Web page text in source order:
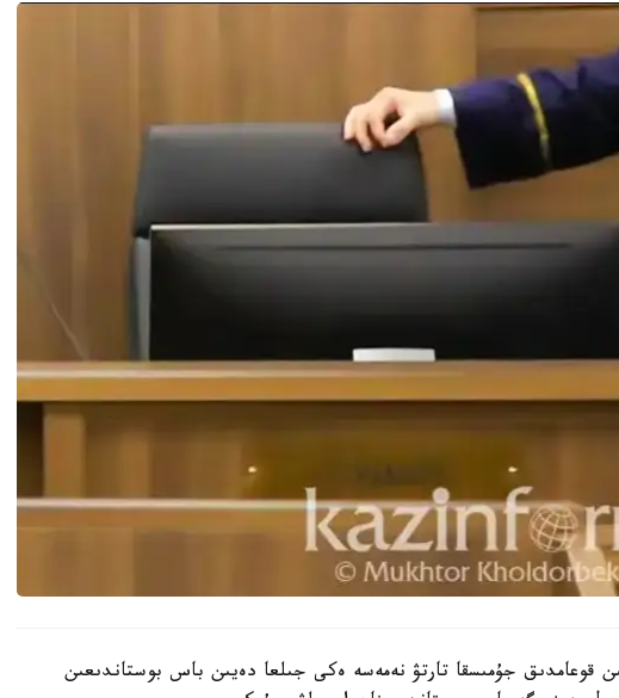
600 ساعاتقا دەيىن قوعامدىق جۇمىسقا تارتۋ نەمەسە ەكى جىلعا دەيىن باس بوستاندىعىن